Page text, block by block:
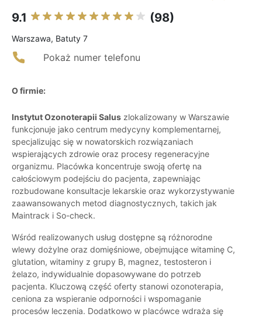
9.1 (98)
Warszawa, Batuty 7
Pokaż numer telefonu
O firmie:
Instytut Ozonoterapii Salus zlokalizowany w Warszawie
funkcjonuje jako centrum medycyny komplementarnej,
specjalizując się w nowatorskich rozwiązaniach
wspierających zdrowie oraz procesy regeneracyjne
organizmu. Placówka koncentruje swoją ofertę na
całościowym podejściu do pacjenta, zapewniając
rozbudowane konsultacje lekarskie oraz wykorzystywanie
zaawansowanych metod diagnostycznych, takich jak
Maintrack i So-check.
Wśród realizowanych usług dostępne są różnorodne
wlewy dożylne oraz domięśniowe, obejmujące witaminę C,
glutation, witaminy z grupy B, magnez, testosteron i
żelazo, indywidualnie dopasowywane do potrzeb
pacjenta. Kluczową część oferty stanowi ozonoterapia,
ceniona za wspieranie odporności i wspomaganie
procesów leczenia. Dodatkowo w placówce wdraża się